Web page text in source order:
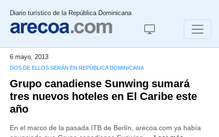
Diario turístico de la República Dominicana
6 mayo, 2013
DOS DE ELLOS SERÁN EN REPÚBLICA DOMINICANA
Grupo canadiense Sunwing sumará
tres nuevos hoteles en El Caribe este
año
En el marco de la pasada ITB de Berlín, arecoa.com ya había